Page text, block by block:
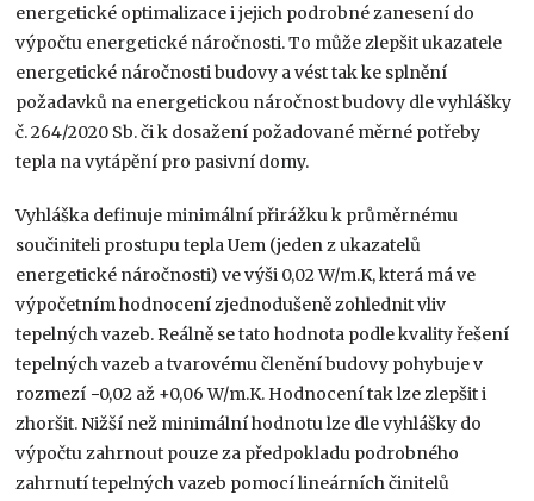
energetické optimalizace i jejich podrobné zanesení do
výpočtu energetické náročnosti. To může zlepšit ukazatele
energetické náročnosti budovy a vést tak ke splnění
požadavků na energetickou náročnost budovy dle vyhlášky
č. 264/2020 Sb. či k dosažení požadované měrné potřeby
tepla na vytápění pro pasivní domy.
Vyhláška definuje minimální přirážku k průměrnému
součiniteli prostupu tepla Uem (jeden z ukazatelů
energetické náročnosti) ve výši 0,02 W/m.K, která má ve
výpočetním hodnocení zjednodušeně zohlednit vliv
tepelných vazeb. Reálně se tato hodnota podle kvality řešení
tepelných vazeb a tvarovému členění budovy pohybuje v
rozmezí −0,02 až +0,06 W/m.K. Hodnocení tak lze zlepšit i
zhoršit. Nižší než minimální hodnotu lze dle vyhlášky do
výpočtu zahrnout pouze za předpokladu podrobného
zahrnutí tepelných vazeb pomocí lineárních činitelů